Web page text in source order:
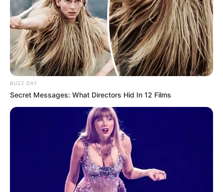
BUZZ DAY
Secret Messages: What Directors Hid In 12 Films